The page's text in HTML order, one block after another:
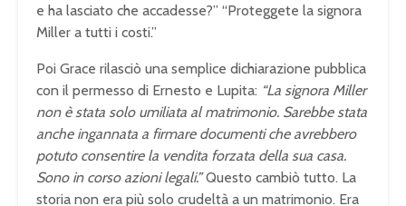
e ha lasciato che accadesse?” “Proteggete la signora
Miller a tutti i costi.”
Poi Grace rilasciò una semplice dichiarazione pubblica
con il permesso di Ernesto e Lupita: “La signora Miller
non è stata solo umiliata al matrimonio. Sarebbe stata
anche ingannata a firmare documenti che avrebbero
potuto consentire la vendita forzata della sua casa.
Sono in corso azioni legali.”Questo cambiò tutto. La
storia non era più solo crudeltà a un matrimonio. Era